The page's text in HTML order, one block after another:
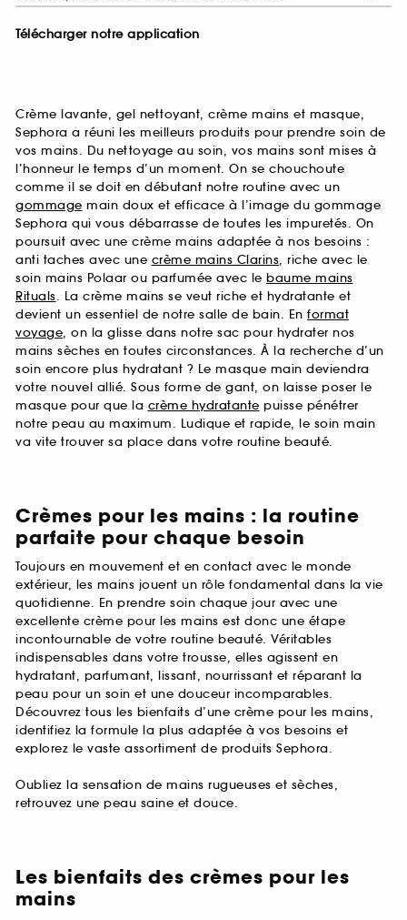
Télécharger notre application
Crème lavante, gel nettoyant, crème mains et masque,
Sephora a réuni les meilleurs produits pour prendre soin de
vos mains. Du nettoyage au soin, vos mains sont mises à
l’honneur le temps d’un moment. On se chouchoute
comme il se doit en débutant notre routine avec un
gommage main doux et efficace à l’image du gommage
Sephora qui vous débarrasse de toutes les impuretés. On
poursuit avec une crème mains adaptée à nos besoins :
anti taches avec une crème mains Clarins, riche avec le
soin mains Polaar ou parfumée avec le baume mains
Rituals. La crème mains se veut riche et hydratante et
devient un essentiel de notre salle de bain. En format
voyage, on la glisse dans notre sac pour hydrater nos
mains sèches en toutes circonstances. À la recherche d’un
soin encore plus hydratant ? Le masque main deviendra
votre nouvel allié. Sous forme de gant, on laisse poser le
masque pour que la crème hydratante puisse pénétrer
notre peau au maximum. Ludique et rapide, le soin main
va vite trouver sa place dans votre routine beauté.
Crèmes pour les mains : la routine
parfaite pour chaque besoin
Toujours en mouvement et en contact avec le monde
extérieur, les mains jouent un rôle fondamental dans la vie
quotidienne. En prendre soin chaque jour avec une
excellente crème pour les mains est donc une étape
incontournable de votre routine beauté. Véritables
indispensables dans votre trousse, elles agissent en
hydratant, parfumant, lissant, nourrissant et réparant la
peau pour un soin et une douceur incomparables.
Découvrez tous les bienfaits d’une crème pour les mains,
identifiez la formule la plus adaptée à vos besoins et
explorez le vaste assortiment de produits Sephora.
Oubliez la sensation de mains rugueuses et sèches,
retrouvez une peau saine et douce.
Les bienfaits des crèmes pour les
mains